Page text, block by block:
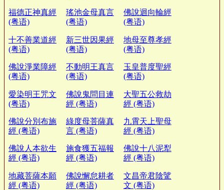
福德正神真經
(粤语)
瑤池金母真言
(粤语)
佛說迴向輪經
(粤语)
十不善業道經
(粤语)
新三世因果經
(粤语)
地母至尊孝經
(粤语)
佛說淨業障經
(粤语)
不動明王真言
(粤语)
玉皇普度聖經
(粤语)
愛染明王咒文
(粤语)
佛說鬼問目連
經 (粤语)
大聖五公救劫
經 (粤语)
佛說分別布施
經 (粤语)
綠度母菩薩真
言 (粤语)
九霄天上聖母
經 (粤语)
佛說人本欲生
經 (粤语)
施食獲五福報
經 (粤语)
佛說十八泥犁
經 (粤语)
地藏菩薩本願
經 (粤语)
佛說懈怠耕者
經 (粤语)
文昌帝君陰騭
文 (粤语)